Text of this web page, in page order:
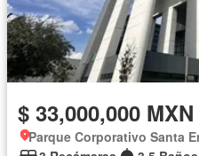
$ 33,000,000 MXN